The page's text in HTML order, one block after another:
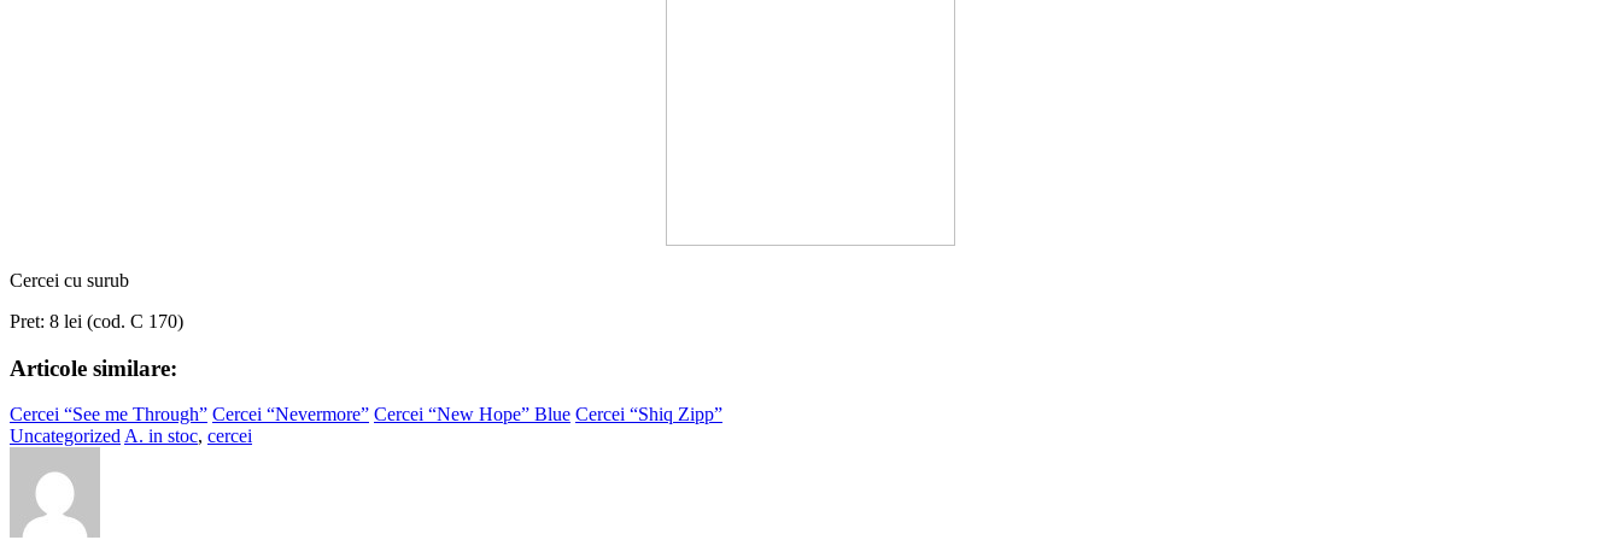
Cercei cu surub
Pret: 8 lei (cod. C 170)
Articole similare:
Cercei “See me Through” Cercei “Nevermore” Cercei “New Hope” Blue Cercei “Shiq Zipp”
Uncategorized A. in stoc, cercei